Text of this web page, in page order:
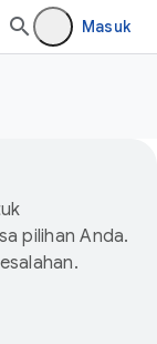
Masuk
pilihan Anda.